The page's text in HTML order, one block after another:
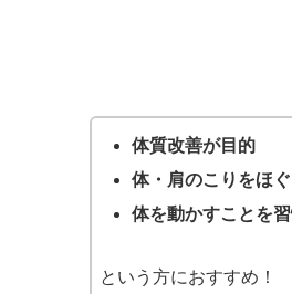
体質改善が目的
体・肩のこりをほ
体を動かすことを
という方におすすめ！